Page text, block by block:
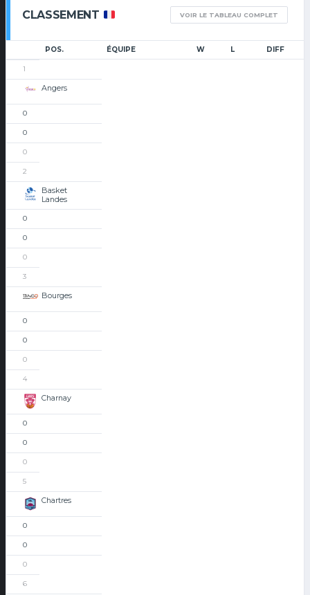
CLASSEMENT VOIR LE TABLEAU COMPLET
POS. ÉQUIPE W L DIFF
1
Angers
0
0
0
2
Basket
Landes
0
0
0
3
Bourges
0
0
0
4
Charnay
0
0
0
5
Chartres
0
0
0
6